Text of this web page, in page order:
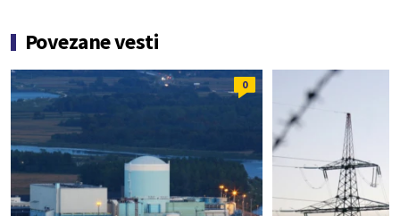
Povezane vesti
0